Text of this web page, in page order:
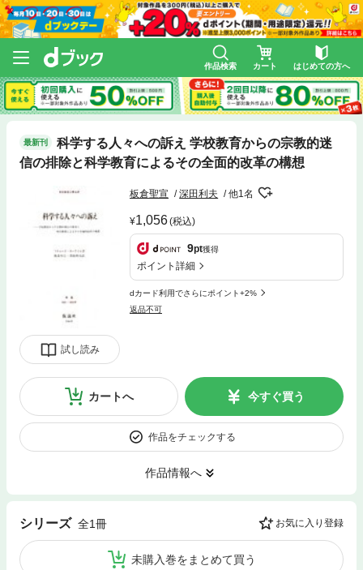
作品検索 カート はじめての方へ
最新刊
科学する人々への訴え 学校教育からの宗教的迷
信の排除と科学教育によるその全面的改革の構想
試し読み
板倉聖宣 深田利夫 他1名
1,056(税込)
9pt獲得
ポイント詳細
dカード利用でさらにポイント+2%
返品不可
カートへ 今すぐ買う
作品をチェックする
作品情報へ
シリーズ 全1冊 お気に入り登録
未購入巻をまとめて買う